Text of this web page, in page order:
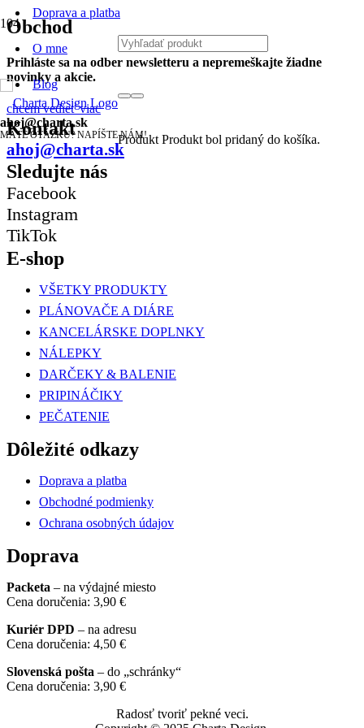
Doprava a platba
O mne
Blog
Produkt Produkt bol pridaný do košíka.
ahoj@charta.sk
MÁTE OTÁZKU? NAPÍŠTE NÁM!
Obchod
Prihláste sa na odber newsletteru a nepremeškajte žiadne
novinky a akcie.
chcem vedieť viac
Kontakt
ahoj@charta.sk
Sledujte nás
Facebook
Instagram
TikTok
E-shop
VŠETKY PRODUKTY
PLÁNOVAČE A DIÁRE
KANCELÁRSKE DOPLNKY
NÁLEPKY
DARČEKY & BALENIE
PRIPINÁČIKY
PEČATENIE
Dôležité odkazy
Doprava a platba
Obchodné podmienky
Ochrana osobných údajov
Doprava
Packeta – na výdajné miesto
Cena doručenia: 3,90 €
Kuriér DPD – na adresu
Cena doručenia: 4,50 €
Slovenská pošta – do „schránky“
Cena doručenia: 3,90 €
Radosť tvoriť pekné veci.